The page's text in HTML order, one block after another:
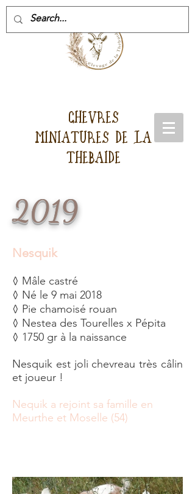
CHEVRES
MINIATURES DE LA
THEBAIDE
2019
Nesquik
◊ Mâle castré
◊ Né le 9 mai 2018
◊ Pie chamoisé rouan
◊ Nestea des Tourelles x Pépita
◊ 1750 gr à la naissance
Nesquik est joli chevreau très câlin
et joueur !
Nequik a rejoint sa famille en
Meurthe et Moselle (54)